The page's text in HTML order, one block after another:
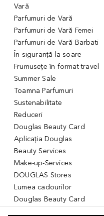
Vară
Parfumuri de Vară
Parfumuri de Vară Femei
Parfumuri de Vară Barbati
În siguranță la soare
Frumusețe în format travel
Summer Sale
Toamna Parfumuri
Sustenabilitate
Reduceri
Douglas Beauty Card
Aplicația Douglas
Beauty Services
Make-up-Services
DOUGLAS Stores
Lumea cadourilor
Douglas Beauty Card